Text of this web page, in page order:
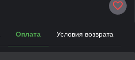
Оплата Условия возврата